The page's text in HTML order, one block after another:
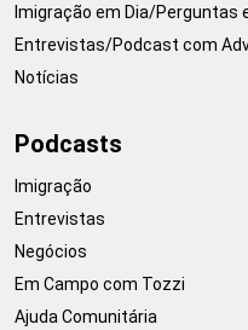
Imigração em Dia/Perguntas
Entrevistas/Podcast com
Notícias
Podcasts
Imigração
Entrevistas
Negócios
Em Campo com Tozzi
Ajuda Comunitária